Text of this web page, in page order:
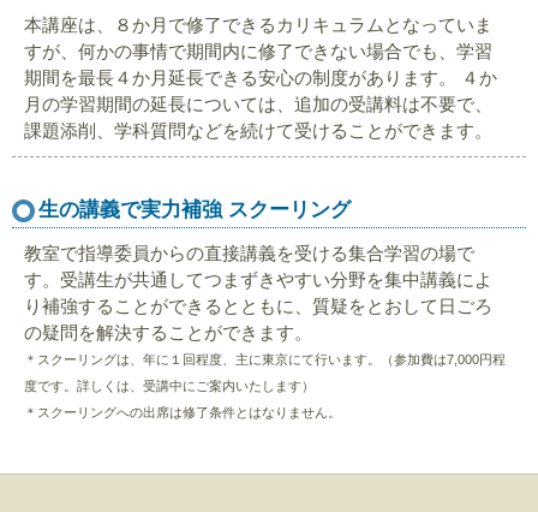
本講座は、８か月で修了できるカリキュラムとなっていま
すが、何かの事情で期間内に修了できない場合でも、学習
期間を最長４か月延長できる安心の制度があります。 ４か
月の学習期間の延長については、追加の受講料は不要で、
課題添削、学科質問などを続けて受けることができます。
生の講義で実力補強 スクーリング
教室で指導委員からの直接講義を受ける集合学習の場で
す。受講生が共通してつまずきやすい分野を集中講義によ
り補強することができるとともに、質疑をとおして日ごろ
の疑問を解決することができます。
＊スクーリングは、年に１回程度、主に東京にて行います。（参加費は7,000円程
度です。詳しくは、受講中にご案内いたします）
＊スクーリングへの出席は修了条件とはなりません。